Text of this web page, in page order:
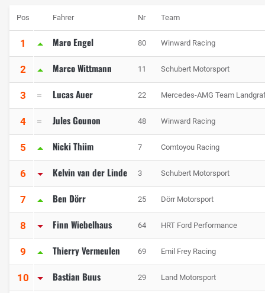
Pos Fahrer Nr Team
1 Maro Engel 80 Winward Racing
2 Marco Wittmann 11 Schubert Motorsport
3 Lucas Auer 22 Mercedes-AMG Team
4 Jules Gounon 48 Winward Racing
5 Nicki Thiim 7 Comtoyou Racing
6 Kelvin van der Linde 3 Schubert Motorsport
7 Ben Dörr 25 Dörr Motorsport
8 Finn Wiebelhaus 64 HRT Ford Performance
9 Thierry Vermeulen 69 Emil Frey Racing
10 Bastian Buus 29 Land Motorsport